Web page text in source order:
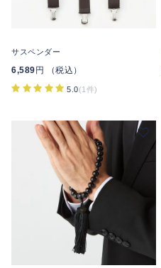
サスペンダー
6,589円 （税込）
5.0(1件)